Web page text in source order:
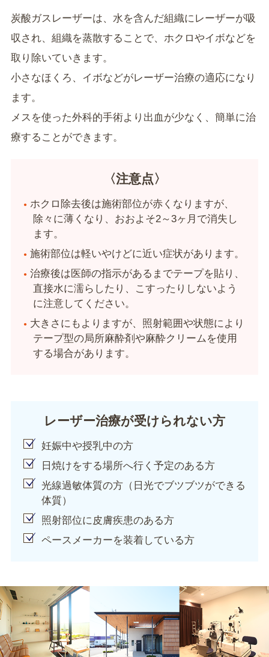
炭酸ガスレーザーは、水を含んだ組織にレーザーが吸
収され、組織を蒸散することで、ホクロやイボなどを
取り除いていきます。
小さなほくろ、イボなどがレーザー治療の適応になり
ます。
メスを使った外科的手術より出血が少なく、簡単に治
療することができます。
〈注意点〉
ホクロ除去後は施術部位が赤くなりますが、
除々に薄くなり、おおよそ2～3ヶ月で消失し
ます。
施術部位は軽いやけどに近い症状があります。
治療後は医師の指示があるまでテープを貼り、
直接水に濡らしたり、こすったりしないよう
に注意してください。
大きさにもよりますが、照射範囲や状態により
テープ型の局所麻酔剤や麻酔クリームを使用
する場合があります。
レーザー治療が受けられない方
妊娠中や授乳中の方
日焼けをする場所へ行く予定のある方
光線過敏体質の方（日光でブツブツができる
体質）
照射部位に皮膚疾患のある方
ペースメーカーを装着している方